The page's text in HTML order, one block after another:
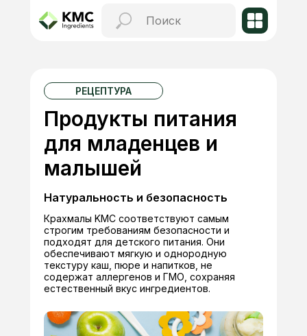
Крахмалы KMC соответствуют самым
строгим требованиям безопасности и
подходят для детского питания. Они
обеспечивают мягкую и однородную
текстуру каш, пюре и напитков, не
содержат аллергенов и ГМО, сохраняя
естественный вкус ингредиентов.
Продукты питания
для младенцев и
малышей
РЕЦЕПТУРА
Натуральность и безопасность